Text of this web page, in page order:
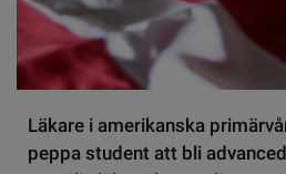
Läkare i amerikanska
peppa student att bli